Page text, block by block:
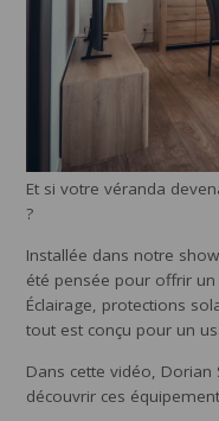
Et si votre véranda
?
Installée dans notre
été pensée pour offrir
Éclairage, protections
tout est conçu pour un
Dans cette vidéo, Dorian
découvrir ces